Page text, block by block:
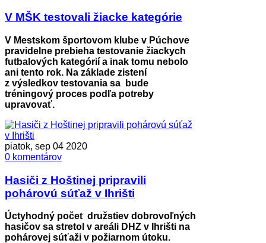
V MŠK testovali žiacke kategórie
V Mestskom športovom klube v Púchove
pravidelne prebieha testovanie žiackych
futbalových kategórií a inak tomu nebolo
ani tento rok. Na základe zistení
z výsledkov testovania sa bude
tréningový proces podľa potreby
upravovať.
piatok, sep 04 2020
0 komentárov
Hasiči z Hoštinej pripravili
pohárovú súťaž v Ihrišti
Úctyhodný počet družstiev dobrovoľných
hasičov sa stretol v areáli DHZ v Ihrišti na
pohárovej súťaži v požiarnom útoku.